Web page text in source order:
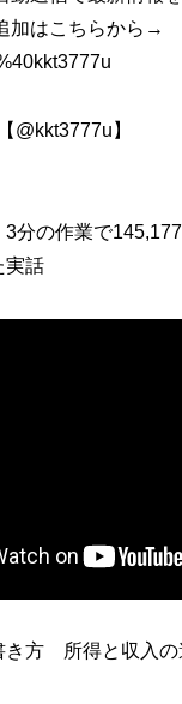
加はこちらから→
@kkt3777u】
3分の作業で
実話
の書き方 所得